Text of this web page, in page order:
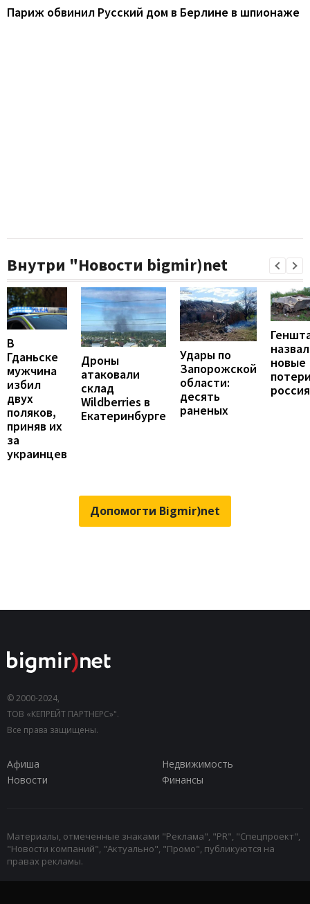
Париж обвинил Русский дом в Берлине в шпионаже
Внутри "Новости bigmir)net
В
Гданьске
мужчина
избил
двух
поляков,
приняв их
за
украинцев
Дроны
атаковали
склад
Wildberries в
Екатеринбурге
Удары по
Запорожской
области:
десять
раненых
назвал
новые
Допомогти Bigmir)net
© 2000-2024,
ТОВ «КЕПРЕЙТ ПАРТНЕРС»".
Все права защищены.
Афиша
Недвижимость
Новости
Финансы
Материалы, отмеченные знаками "Реклама", "PR", "Спецпроект",
"Новости компаний", "Актуально", "Промо", публикуются на
правах рекламы.